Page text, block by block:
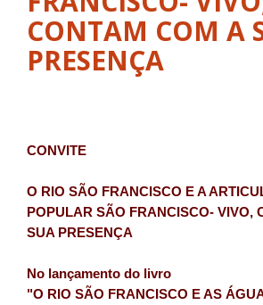
CONTAM COM A
PRESENÇA
CONVITE
O RIO SÃO FRANCISCO E A
POPULAR SÃO FRANCISCO- VIVO,
SUA PRESENÇA
No lançamento do livro
"O RIO SÃO FRANCISCO E AS